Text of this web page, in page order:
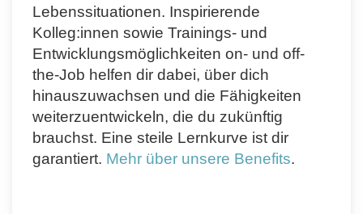
Lebenssituationen. Inspirierende
Kolleg:innen sowie Trainings- und
Entwicklungsmöglichkeiten on- und off-
the-Job helfen dir dabei, über dich
hinauszuwachsen und die Fähigkeiten
weiterzuentwickeln, die du zukünftig
brauchst. Eine steile Lernkurve ist dir
garantiert. Mehr über unsere Benefits.